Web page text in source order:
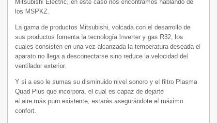
Mitsubishi Electric, en este caso nos encontramos hablando de
los MSPKZ.
La gama de productos Mitsubishi, volcada con el desarrollo de
sus productos fomenta la tecnología Inverter y gas R32, los
cuales consisten en una vez alcanzada la temperatura deseada el
aparato no llega a desconectarse sino reduce la velocidad del
ventilador exterior.
Y si a eso le sumas su disminuido nivel sonoro y el filtro Plasma
Quad Plus que incorpora, el cual es capaz de dejarte
el aire más puro existente, estarás asegurándote el máximo
confort.